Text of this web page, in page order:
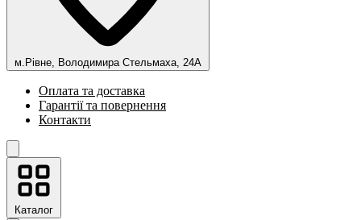
м.Рівне, Володимира Стельмаха, 24А
Оплата та доставка
Гарантії та повернення
Контакти
Каталог